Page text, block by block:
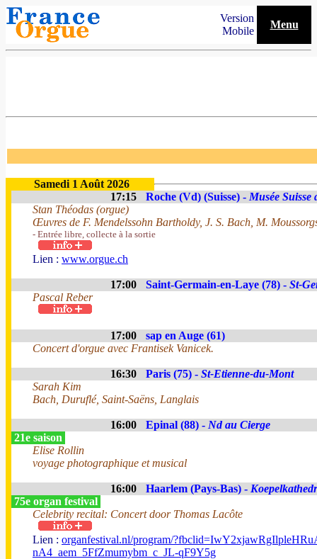
Version
Mobile
Menu
Samedi 1 Août 2026
17:15
Roche (Vd) (Suisse) - Musée Suisse
Stan Théodas (orgue)
Œuvres de F. Mendelssohn Bartholdy, J. S. Bach, M.
- Entrée libre, collecte à la sortie
Lien : www.orgue.ch
17:00 Saint-Germain-en-Laye (78) - St-
Pascal Reber
17:00
sap en Auge (61)
Concert d'orgue avec Frantisek Vanicek.
16:30 Paris (75) - St-Etienne-du-Mont
Sarah Kim
Bach, Duruflé, Saint-Saëns, Langlais
16:00 Epinal (88) - Nd au Cierge
21e saison
Elise Rollin
voyage photographique et musical
16:00 Haarlem (Pays-Bas) -
75e organ festival
Celebrity recital: Concert door Thomas Lacôte
Lien : organfestival.nl/program/
nA4_aem_5FfZmumybm_c_JL-qF9Y5g